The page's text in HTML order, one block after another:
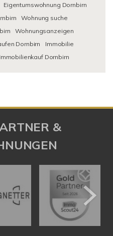
Eigentumswohnung Dornbirn
Wohnung suche
Wohnungsanzeigen
Dornbirn
Immobilie
Immobilienkauf Dornbirn
&